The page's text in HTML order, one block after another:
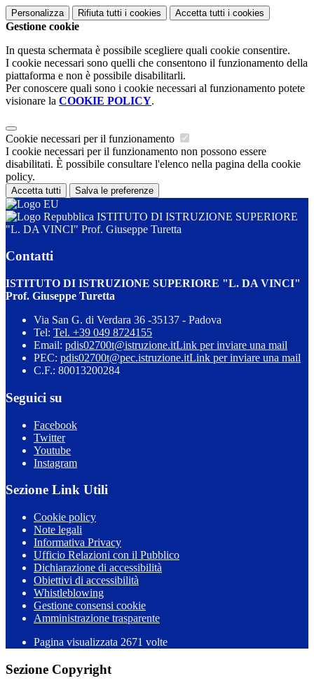
Personalizza Rifiuta tutti i cookies Accetta tutti i cookies
Gestione cookie
In questa schermata è possibile scegliere quali cookie consentire.
I cookie necessari sono quelli che consentono il funzionamento della
piattaforma e non è possibile disabilitarli.
Per conoscere quali sono i cookie necessari al funzionamento potete
visionare la COOKIE POLICY.
Cookie necessari per il funzionamento
I cookie necessari per il funzionamento non possono essere
disabilitati. È possibile consultare l'elenco nella pagina della cookie
policy.
Accetta tutti Salva le preferenze
ISTITUTO DI ISTRUZIONE SUPERIORE
"L. DA VINCI" Prof. Giuseppe Turetta
Contatti
ISTITUTO DI ISTRUZIONE SUPERIORE "L. DA VINCI"
Prof. Giuseppe Turetta
Via San G. di Verdara 36 -35137 - Padova
Tel: Tel. +39 049 8724155
Email: pdis02700t@istruzione.itLink per inviare una mail
PEC: pdis02700t@pec.istruzione.itLink per inviare una mail
C.F.: 80013200284
Seguici su
Facebook
Twitter
Youtube
Instagram
Sezione Link Utili
Cookie policy
Note legali
Informativa Privacy
Ufficio Relazioni con il Pubblico
Dichiarazione di accessibilità
Obiettivi di accessibilità
Whistleblowing
Gestione consensi cookie
Amministrazione trasparente
Pagina visualizzata 2671 volte
Sezione Copyright